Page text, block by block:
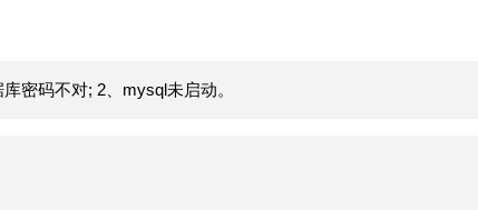
密码不对; 2、mysql未启动。